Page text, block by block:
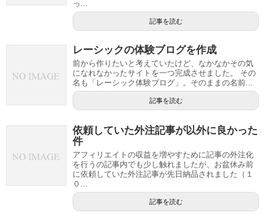
っ...
記事を読む
レーシックの体験ブログを作成
前から作りたいと考えていたけど、なかなかその気
になれなかったサイトを一つ完成させました。 その
名も「レーシック体験ブログ」。そのままの名前...
記事を読む
依頼していた外注記事が以外に良かった
件
アフィリエイトの収益を増やすために記事の外注化
を行うの記事内でも少し触れましたが、お盆休み前
に依頼していた外注記事が先日納品されました（１
０...
記事を読む